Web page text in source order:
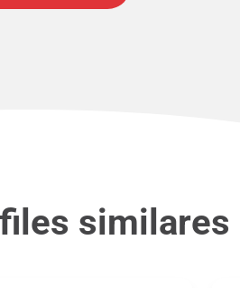
similares